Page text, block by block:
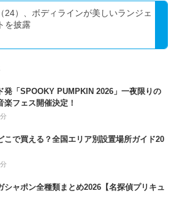
24）、ボディラインが美しいランジェ
を披露
発「SPOOKY PUMPKIN 2026」一夜限りの
楽フェス開催決定！
こで買える？全国エリア別設置場所ガイド20
シャポン全種類まとめ2026【名探偵プリキュ